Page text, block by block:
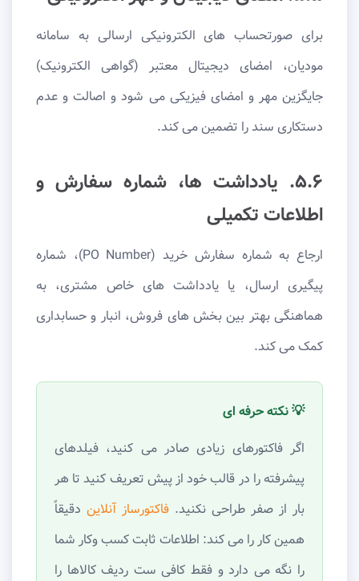
برای صورتحساب های الکترونیکی ارسالی به سامانه
مودیان، امضای دیجیتال معتبر (گواهی الکترونیک)
جایگزین مهر و امضای فیزیکی می شود و اصالت و عدم
دستکاری سند را تضمین می کند.
۵.۶. یادداشت ها، شماره سفارش و
اطلاعات تکمیلی
ارجاع به شماره سفارش خرید (PO Number)، شماره
پیگیری ارسال، یا یادداشت های خاص مشتری، به
هماهنگی بهتر بین بخش های فروش، انبار و حسابداری
کمک می کند.
💡 نکته حرفه ای
اگر فاکتورهای زیادی صادر می کنید، فیلدهای
پیشرفته را در قالب خود از پیش تعریف کنید تا هر
بار از صفر طراحی نکنید. فاکتورساز آنلاین دقیقاً
همین کار را می کند: اطلاعات ثابت کسب وکار شما
را نگه می دارد و فقط کافی ست ردیف کالاها را